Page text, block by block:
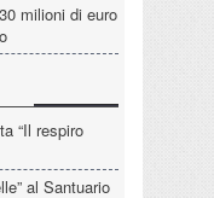
milioni di euro
“Il respiro
al Santuario